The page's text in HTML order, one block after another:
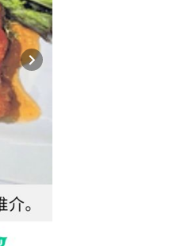
Next slide